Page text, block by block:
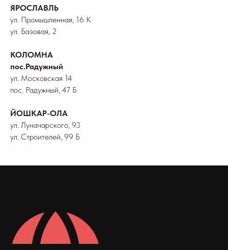
ЯРОСЛАВЛЬ
ул. Промышленная, 16 К
ул. Базовая, 2
КОЛОМНА
пос.Радужный
ул. Московская 14
пос. Радужный, 47 Б
ЙОШКАР-ОЛА
ул. Луначарского, 93
ул. Строителей, 99 Б